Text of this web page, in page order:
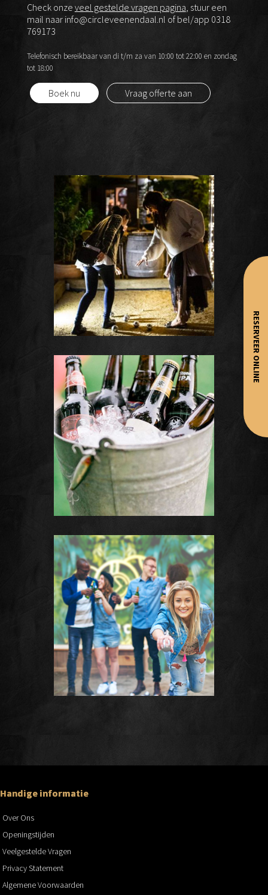
Check onze veel gestelde vragen pagina , stuur een
mail naar info@circleveenendaal.nl of bel/app 0318
769173
Telefonisch bereikbaar van di t/m za van 10:00 tot 22:00 en zondag
tot 18:00
Boek nu Vraag offerte aan
RESERVEER ONLINE
Handige informatie
Over Ons
Openingstijden
Veelgestelde Vragen
Privacy Statement
Algemene Voorwaarden